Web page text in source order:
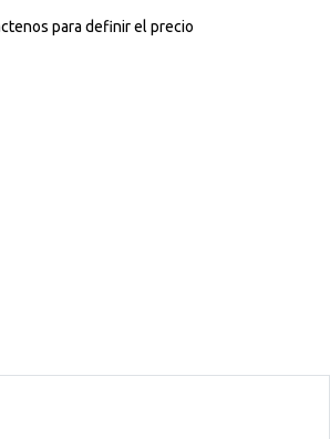
para definir el precio